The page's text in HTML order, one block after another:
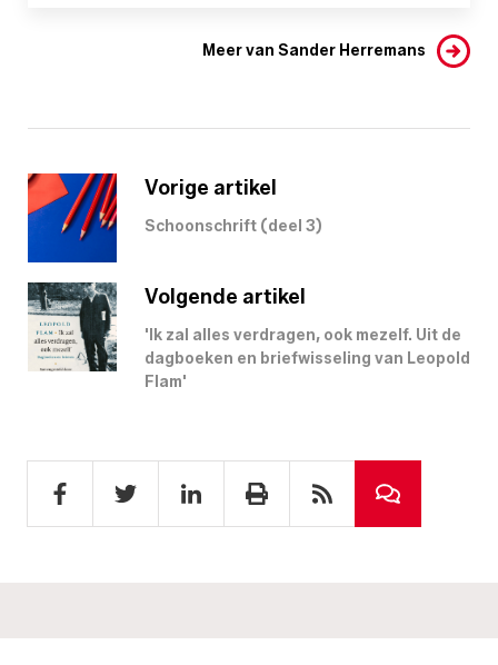
Meer van Sander Herremans
Vorige artikel
Schoonschrift (deel 3)
Volgende artikel
'Ik zal alles verdragen, ook mezelf. Uit de
dagboeken en briefwisseling van Leopold
Flam'